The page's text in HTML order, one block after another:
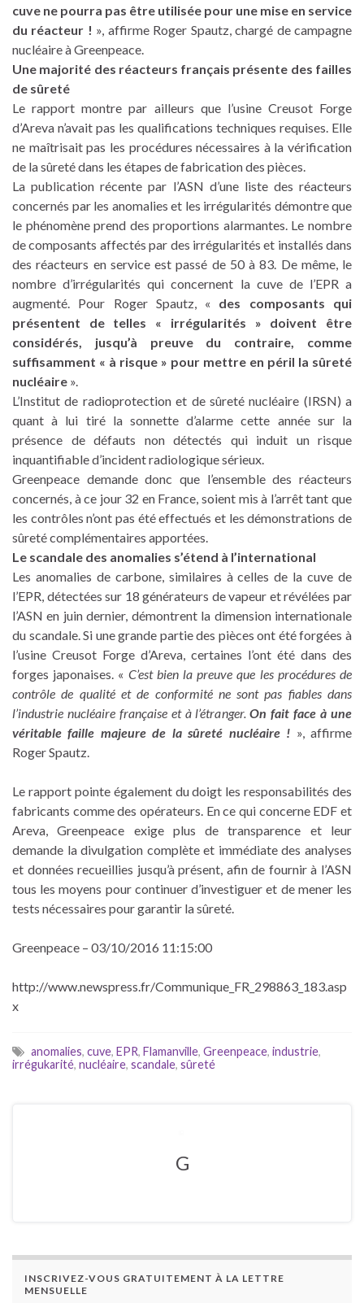
cuve ne pourra pas être utilisée pour une mise en service
du réacteur ! », affirme Roger Spautz, chargé de campagne
nucléaire à Greenpeace.
Une majorité des réacteurs français présente des failles
de sûreté
Le rapport montre par ailleurs que l’usine Creusot Forge
d’Areva n’avait pas les qualifications techniques requises. Elle
ne maîtrisait pas les procédures nécessaires à la vérification
de la sûreté dans les étapes de fabrication des pièces.
La publication récente par l’ASN d’une liste des réacteurs
concernés par les anomalies et les irrégularités démontre que
le phénomène prend des proportions alarmantes. Le nombre
de composants affectés par des irrégularités et installés dans
des réacteurs en service est passé de 50 à 83. De même, le
nombre d’irrégularités qui concernent la cuve de l’EPR a
augmenté. Pour Roger Spautz, « des composants qui
présentent de telles « irrégularités » doivent être
considérés, jusqu’à preuve du contraire, comme
suffisamment « à risque » pour mettre en péril la sûreté
nucléaire ».
L’Institut de radioprotection et de sûreté nucléaire (IRSN) a
quant à lui tiré la sonnette d’alarme cette année sur la
présence de défauts non détectés qui induit un risque
inquantifiable d’incident radiologique sérieux.
Greenpeace demande donc que l’ensemble des réacteurs
concernés, à ce jour 32 en France, soient mis à l’arrêt tant que
les contrôles n’ont pas été effectués et les démonstrations de
sûreté complémentaires apportées.
Le scandale des anomalies s’étend à l’international
Les anomalies de carbone, similaires à celles de la cuve de
l’EPR, détectées sur 18 générateurs de vapeur et révélées par
l’ASN en juin dernier, démontrent la dimension internationale
du scandale. Si une grande partie des pièces ont été forgées à
l’usine Creusot Forge d’Areva, certaines l’ont été dans des
forges japonaises. « C’est bien la preuve que les procédures de
contrôle de qualité et de conformité ne sont pas fiables dans
l’industrie nucléaire française et à l’étranger.On fait face à une
véritable faille majeure de la sûreté nucléaire ! », affirme
Roger Spautz.
Le rapport pointe également du doigt les responsabilités des
fabricants comme des opérateurs. En ce qui concerne EDF et
Areva, Greenpeace exige plus de transparence et leur
demande la divulgation complète et immédiate des analyses
et données recueillies jusqu’à présent, afin de fournir à l’ASN
tous les moyens pour continuer d’investiguer et de mener les
tests nécessaires pour garantir la sûreté.
Greenpeace – 03/10/2016 11:15:00
http://www.newspress.fr/Communique_FR_298863_183.asp
x
anomalies, cuve, EPR, Flamanville, Greenpeace, industrie,
irrégukarité, nucléaire, scandale, sûreté
G
INSCRIVEZ-VOUS GRATUITEMENT À LA LETTRE
MENSUELLE